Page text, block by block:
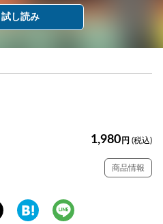
試し読み
1,980 円 (税込)
商品情報